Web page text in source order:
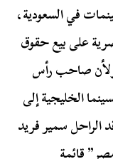
في السعودية،
على بيع حقوق
ولأن صاحب رأس
الخليجية إلى
الراحل سمير فريد
قائمة